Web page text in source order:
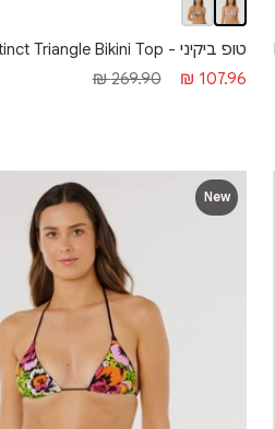
טופ ביקיני - Coastal Instinct Triangle Bikini Top
מחיר
107.96 ₪
מחיר
269.90 ₪
New